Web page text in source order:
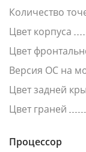
Количество
Цвет корпуса
Цвет
Версия ОС на
Цвет задней
Цвет граней
Процессор